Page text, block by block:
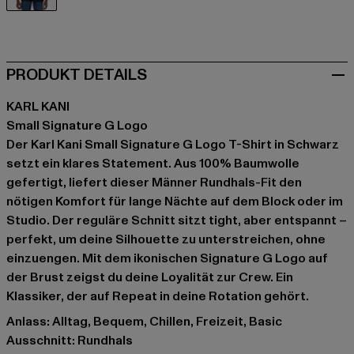
PRODUKT DETAILS
KARL KANI
Small Signature G Logo
Der Karl Kani Small Signature G Logo T-Shirt in Schwarz
setzt ein klares Statement. Aus 100% Baumwolle
gefertigt, liefert dieser Männer Rundhals-Fit den
nötigen Komfort für lange Nächte auf dem Block oder im
Studio. Der reguläre Schnitt sitzt tight, aber entspannt –
perfekt, um deine Silhouette zu unterstreichen, ohne
einzuengen. Mit dem ikonischen Signature G Logo auf
der Brust zeigst du deine Loyalität zur Crew. Ein
Klassiker, der auf Repeat in deine Rotation gehört.
Anlass: Alltag, Bequem, Chillen, Freizeit, Basic
Ausschnitt: Rundhals